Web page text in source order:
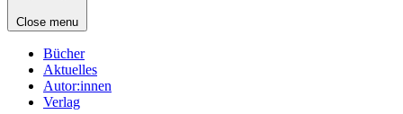
Close menu
Bücher
Aktuelles
Autor:innen
Verlag